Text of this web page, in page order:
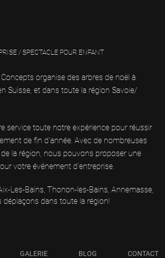
/ SPECTACLE POUR ENFANT
organise des arbres de noël à
Suisse, et dans toute la région Savoie/
service toute notre expérience pour réussir
de fin d'année. Avec de nombreuses
la région, nous pouvons proposer une
votre événement d'entreprise.
Les-Bains, Thonon-les-Bains, Annemasse,
déplaçons dans toute la région!
GALERIE BLOG CONTACT